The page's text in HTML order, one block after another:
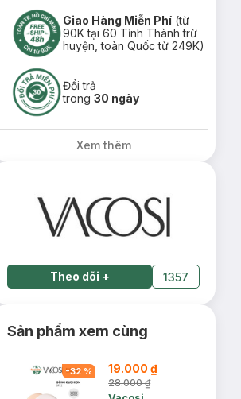
Giao Hàng Miễn Phí (từ
90K tại 60 Tỉnh Thành trừ
huyện, toàn Quốc từ 249K)
Đổi trả
trong30 ngày
Xem thêm
Theo dõi + 1357
Sản phẩm xem cùng
-32 % 19.000 ₫
28.000 ₫